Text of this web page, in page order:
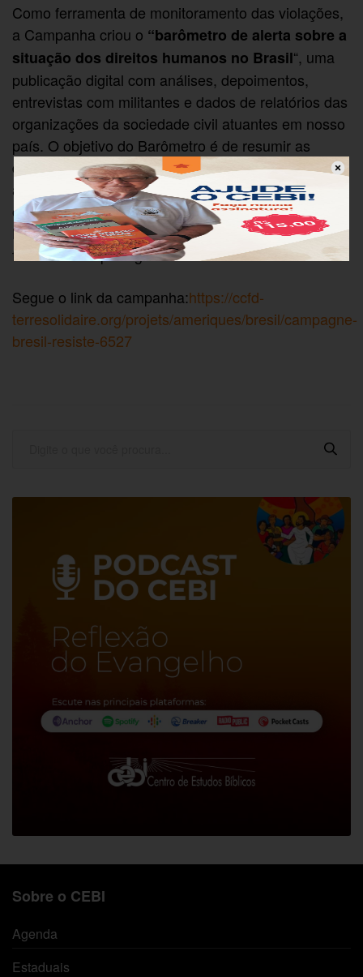
Como ferramenta de monitoramento das violações,
a Campanha criou o “barômetro de alerta sobre a
situação dos direitos humanos no Brasil“, uma
publicação digital com análises, depoimentos,
entrevistas com militantes e dados de relatórios das
organizações da sociedade civil atuantes em nosso
país. O objetivo do Barômetro é de resumir as
diferentes análises num único documento para que
a opinião pública francesa constate os ataques que
o povo brasileiro é submetido diariamente. O
Barômetro já tem sua primeira edição circulando em
francês e em português.
Segue o link da campanha:https://ccfd-
terresolidaire.org/projets/ameriques/bresil/campagne-
bresil-resiste-6527
Sobre o CEBI
Agenda
Estaduais